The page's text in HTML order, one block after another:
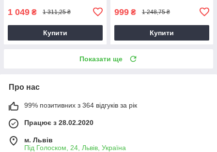
1 049 ₴ 1 311,25 ₴
Купити
999 ₴ 1 248,75 ₴
Купити
Показати ще
Про нас
99% позитивних з 364 відгуків за рік
Працює з 28.02.2020
м. Львів
Під Голоском, 24, Львів, Україна